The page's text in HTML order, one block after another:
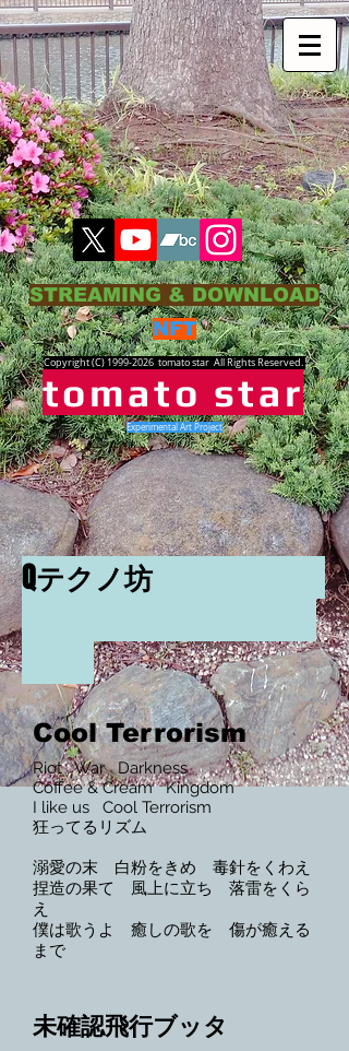
STREAMING & DOWNLOAD
NFT
Copyright (C) 1999-2026tomato star All Rights Reserved.
tomato star
Experimental Art Project
Qテクノ坊
Cool Terrorism
Riot War Darkness
Coffee & Cream Kingdom
I like us Cool Terrorism
狂ってるリズム
溺愛の末 白粉をきめ 毒針をくわえ
捏造の果て 風上に立ち 落雷をくら
え
​僕は歌うよ 癒しの歌を 傷が癒える
まで
未確認飛行ブッタ